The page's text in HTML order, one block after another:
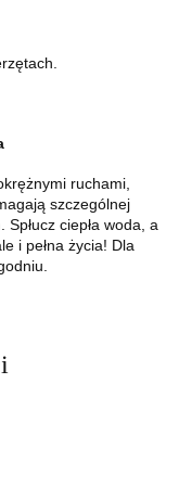
ruchami,
szczególnej
ciepła woda, a
i pełna życia! Dla